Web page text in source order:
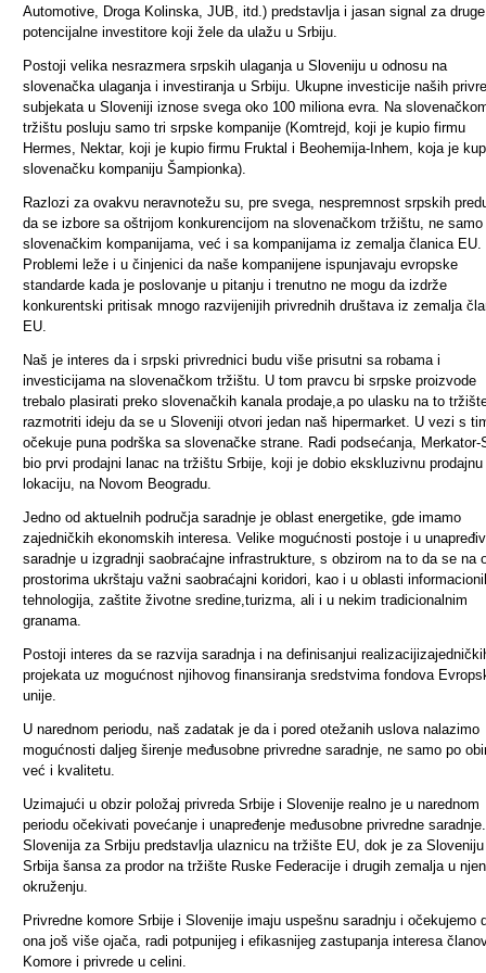
Automotive, Droga Kolinska, JUB, itd.) predstavlja i jasan signal za druge
potencijalne investitore koji žele da ulažu u Srbiju.
Postoji velika nesrazmera srpskih ulaganja u Sloveniju u odnosu na
slovenačka ulaganja i investiranja u Srbiju. Ukupne investicije naših
subjekata u Sloveniji iznose svega oko 100 miliona evra. Na
tržištu posluju samo tri srpske kompanije (Komtrejd, koji je kupio firmu
Hermes, Nektar, koji je kupio firmu Fruktal i Beohemija-Inhem, koja je
slovenačku kompaniju Šampionka).
Razlozi za ovakvu neravnotežu su, pre svega, nespremnost srpskih
da se izbore sa oštrijom konkurencijom na slovenačkom tržištu, ne samo
slovenačkim kompanijama, već i sa kompanijama iz zemalja članica EU.
Problemi leže i u činjenici da naše kompanijene ispunjavaju evropske
standarde kada je poslovanje u pitanju i trenutno ne mogu da izdrže
konkurentski pritisak mnogo razvijeniji h privrednih društava iz zemalja
EU.
Naš je interes da i srpski privrednici budu više prisutni sa robama i
investicijama na slovenačkom tržištu. U tom pravcu bi srpske proizvode
trebalo plasirati preko slovenačkih kanala prodaje,a po ulasku na to
razmotriti ideju da se u Sloveniji otvori jedan naš hipermarket. U vezi s
očekuje puna podrška sa slovenačke strane. Radi podsećanja, Merkator-
bio prvi prodajni lanac na tržištu Srbije, koji je dobio ekskluzivnu prodajnu
lokaciju, na Novom Beogradu.
Jedno od aktuelnih područja saradnje je oblast energetike, gde imamo
zajedničkih ekonomskih interesa. Velike mogućnosti postoje i u
saradnje u izgradnji saobraćajne infrastrukture, s obzirom na to da se na
prostorima ukrštaju važni saobraćajni koridori, kao i u oblasti
tehnologija, zaštite životne sredine,turizma, ali i u nekim tradicionalnim
granama.
Postoji interes da se razvija saradnja i na definisanjui realizaciji
projekata uz mogućnost njihovog finansiranja sredstvima fondova
unije.
U narednom periodu, naš zadatak je da i pored otežanih uslova nalazimo
mogućnosti daljeg širenje međusobne privredne saradnje, ne samo po
već i kvalitetu.
Uzimajući u obzir položaj privreda Srbije i Slovenije realno je u narednom
periodu očekivati povećanje i unapređenje međusobne privredne saradnje.
Slovenija za Srbiju predstavlja ulaznicu na tržište EU, dok je za Sloveniju
Srbija šansa za prodor na tržište Ruske Federacije i drugih zemalja u
okruženju.
Privredne komore Srbije i Slovenije imaju uspešnu saradnju i očekujemo
ona još više ojača, radi potpunijeg i efikasnijeg zastupanja interesa
Komore i privrede u celini.